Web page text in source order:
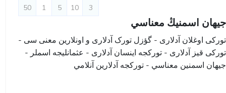
3
10
5
1
50
جیهان اسمنيڭ معناسي
تورکی اوغلان آدلاری - گؤزل تورک آدلاری و اونلارین معنی سی -
تورکی قیز آدلاری - تورکجه اینسان آدلاری - عثمانليجه اسملر -
جیهان اسمنين معناسي - تورکجه آدلارین آنلامي